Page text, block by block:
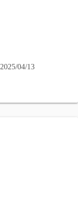
2025/04/13